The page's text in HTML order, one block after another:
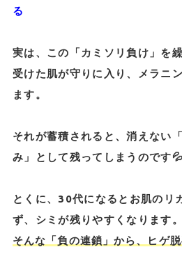
る
実は、この「カミソリ負け」を
受けた肌が守りに入り、メラニ
ます。
それが蓄積されると、消えない
み」として残ってしまうのです💦
とくに、30代になるとお肌のリ
ず、シミが残りやすくなります。
そんな「負の連鎖」から、ヒゲ